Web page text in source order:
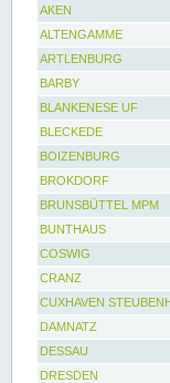
AKEN
ALTENGAMME
ARTLENBURG
BARBY
BLANKENESE UF
BLECKEDE
BOIZENBURG
BROKDORF
BRUNSBÜTTEL MPM
BUNTHAUS
COSWIG
CRANZ
CUXHAVEN
DAMNATZ
DESSAU
DRESDEN